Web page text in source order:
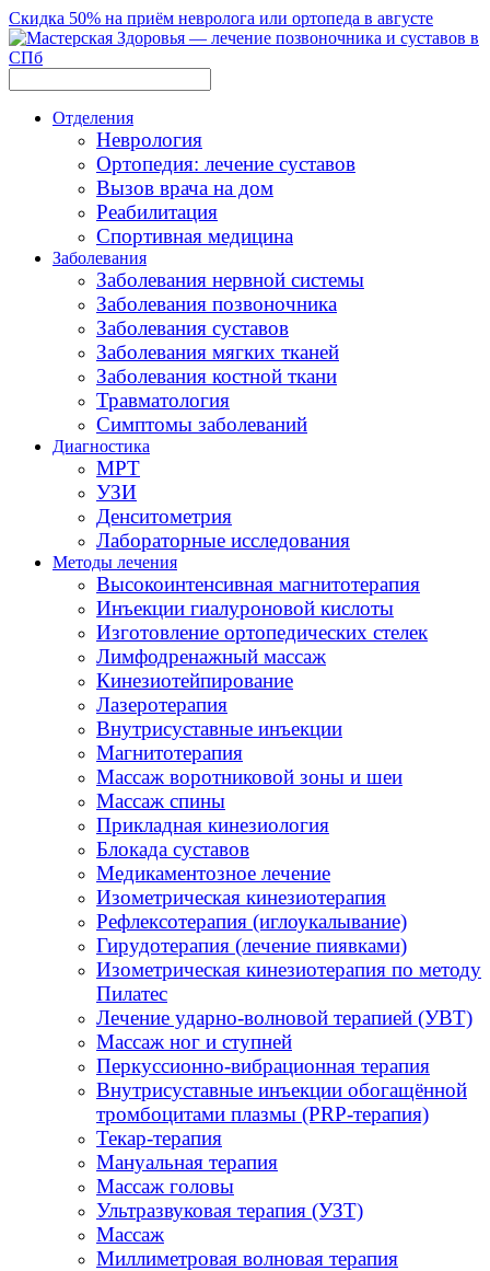
Скидка 50% на приём невролога или ортопеда в августе
Отделения
Неврология
Ортопедия: лечение суставов
Вызов врача на дом
Реабилитация
Спортивная медицина
Заболевания
Заболевания нервной системы
Заболевания позвоночника
Заболевания суставов
Заболевания мягких тканей
Заболевания костной ткани
Травматология
Симптомы заболеваний
Диагностика
МРТ
УЗИ
Денситометрия
Лабораторные исследования
Методы лечения
Высокоинтенсивная магнитотерапия
Инъекции гиалуроновой кислоты
Изготовление ортопедических стелек
Лимфодренажный массаж
Кинезиотейпирование
Лазеротерапия
Внутрисуставные инъекции
Магнитотерапия
Массаж воротниковой зоны и шеи
Массаж спины
Прикладная кинезиология
Блокада суставов
Медикаментозное лечение
Изометрическая кинезиотерапия
Рефлексотерапия (иглоукалывание)
Гирудотерапия (лечение пиявками)
Изометрическая кинезиотерапия по методу
Пилатес
Лечение ударно-волновой терапией (УВТ)
Массаж ног и ступней
Перкуссионно-вибрационная терапия
Внутрисуставные инъекции обогащённой
тромбоцитами плазмы (PRP-терапия)
Текар-терапия
Мануальная терапия
Массаж головы
Ультразвуковая терапия (УЗТ)
Массаж
Миллиметровая волновая терапия